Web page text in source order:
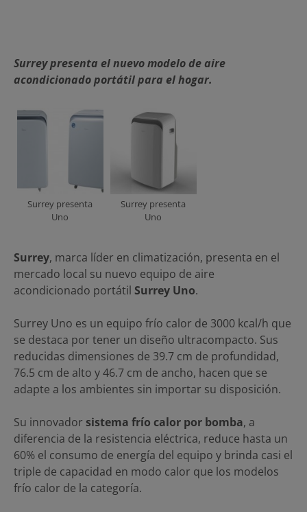
Surrey presenta el nuevo modelo de aire
acondicionado portátil para el hogar.
Surrey presenta
Uno
Surrey presenta
Uno
Surrey, marca líder en climatización, presenta en el
mercado local su nuevo equipo de aire
acondicionado portátil Surrey Uno.
Surrey Uno es un equipo frío calor de 3000 kcal/h que
se destaca por tener un diseño ultracompacto. Sus
reducidas dimensiones de 39.7 cm de profundidad,
76.5 cm de alto y 46.7 cm de ancho, hacen que se
adapte a los ambientes sin importar su disposición.
Su innovador sistema frío calor por bomba, a
diferencia de la resistencia eléctrica, reduce hasta un
60% el consumo de energía del equipo y brinda casi el
triple de capacidad en modo calor que los modelos
frío calor de la categoría.